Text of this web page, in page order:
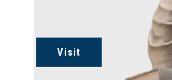
Visit